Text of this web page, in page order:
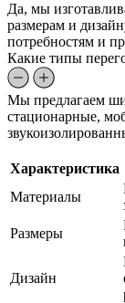
Да, мы
размерам и
потребностям и
Какие типы
Мы предлагаем
стационарные,
Характеристика
Материалы
Размеры
Дизайн